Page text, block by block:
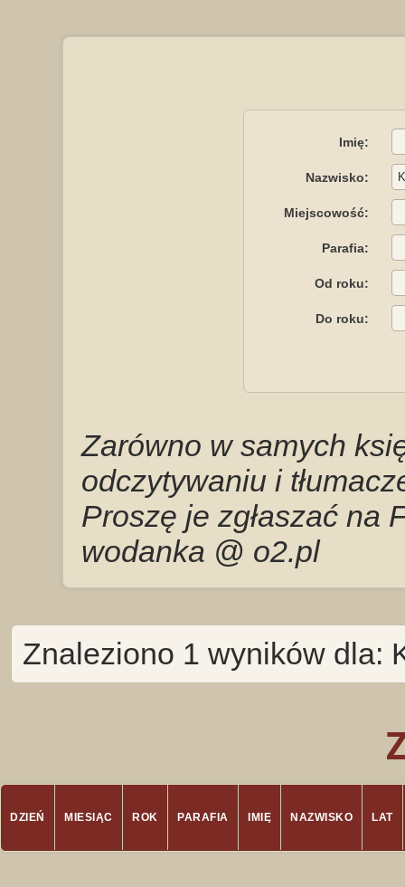
Imię:
Nazwisko:
Miejscowość:
Parafia:
Od roku:
Do roku:
Zarówno w samych
odczytywaniu i
Proszę je zgłaszać na
wodanka @ o2.pl
Znaleziono 1 wyników dla:
DZIEŃ MIESIĄC ROK PARAFIA IMIĘ NAZWISKO LAT